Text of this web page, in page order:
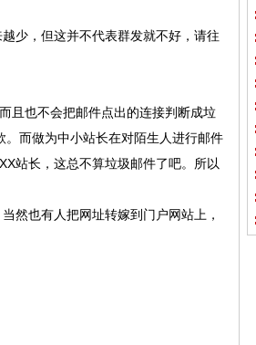
少，但这并不代表群发就不好，请往
且也不会把邮件点出的连接判断成垃
而做为中小站长在对陌生人进行邮件
站长，这总不算垃圾邮件了吧。所以
然也有人把网址转嫁到门户网站上，